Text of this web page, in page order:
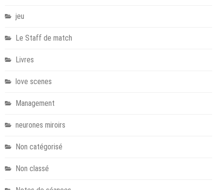
jeu
Le Staff de match
Livres
love scenes
Management
neurones miroirs
Non catégorisé
Non classé